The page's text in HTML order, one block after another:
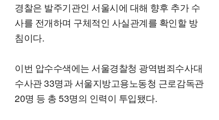
경찰은 발주기관인 서울시에 대해 향후 추가 수
사를 전개하며 구체적인 사실관계를 확인할 방
침이다.
이번 압수수색에는 서울경찰청 광역범죄수사대
수사관 33명과 서울지방고용노동청 근로감독관
20명 등 총 53명의 인력이 투입됐다.